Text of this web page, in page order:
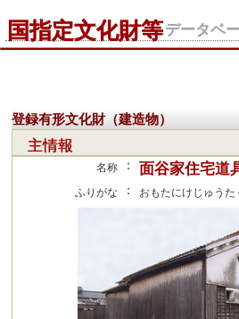
国指定文化財等データベ
登録有形文化財（建造物）
主情報
名称 ： 面谷家住宅道
ふりがな ： おもたにけじゅうた